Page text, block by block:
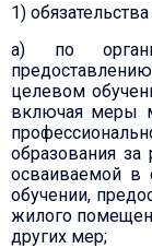
1)
а) по
целевом
включая меры
образования
осваиваемой в
обучении,
жилого
других мер;